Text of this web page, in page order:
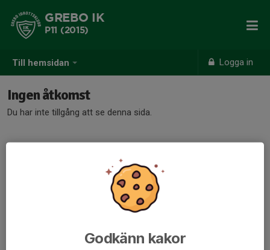
Till hemsidan Logga in
GREBO IK
P11 (2015)
Ingen åtkomst
Du har inte tillgång att se denna sida.
Godkänn kakor